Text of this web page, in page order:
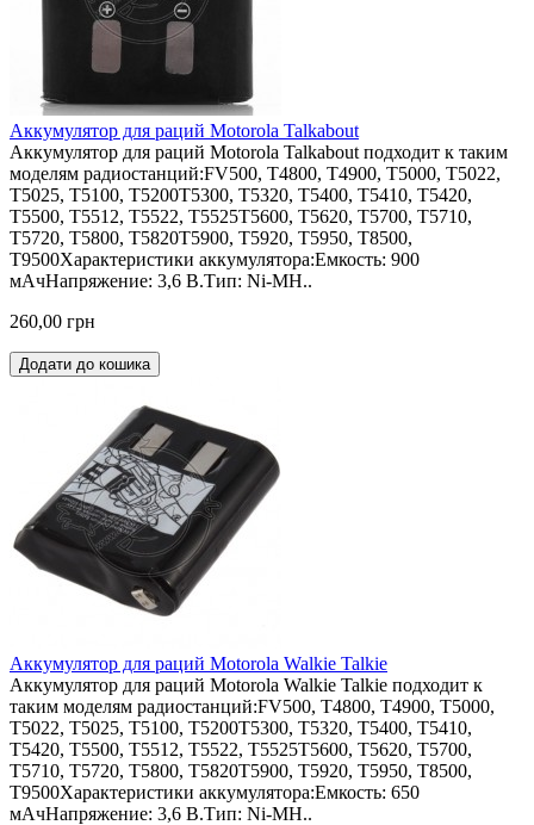
Аккумулятор для раций Motorola Talkabout
Аккумулятор для раций Motorola Talkabout подходит к таким
моделям радиостанций:FV500, T4800, T4900, T5000, T5022,
T5025, T5100, T5200T5300, T5320, T5400, T5410, T5420,
T5500, T5512, T5522, T5525T5600, T5620, T5700, T5710,
T5720, T5800, T5820T5900, T5920, T5950, T8500,
T9500Характеристики аккумулятора:Емкость: 900
мАчНапряжение: 3,6 В.Тип: Ni-MH..
260,00 грн
Додати до кошика
Аккумулятор для раций Motorola Walkie Talkie
Аккумулятор для раций Motorola Walkie Talkie подходит к
таким моделям радиостанций:FV500, T4800, T4900, T5000,
T5022, T5025, T5100, T5200T5300, T5320, T5400, T5410,
T5420, T5500, T5512, T5522, T5525T5600, T5620, T5700,
T5710, T5720, T5800, T5820T5900, T5920, T5950, T8500,
T9500Характеристики аккумулятора:Емкость: 650
мАчНапряжение: 3,6 В.Тип: Ni-MH..